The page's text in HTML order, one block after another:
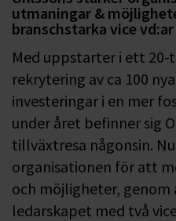
utmaningar &
branschstarka vice vd:ar
Med uppstarter i ett 20-
rekrytering av ca 100
investeringar i en mer
under året befinner sig
tillväxtresa någonsin.
organisationen för att
och möjligheter,
ledarskapet med två